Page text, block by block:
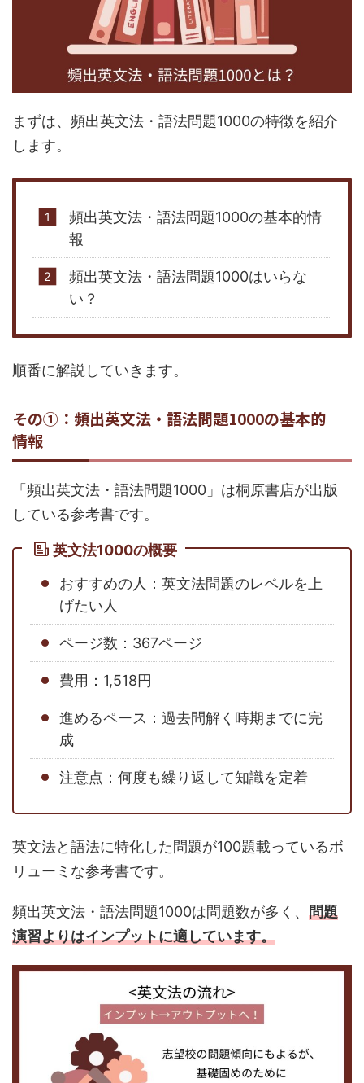
まずは、頻出英文法・語法問題1000の特徴を紹介
します。
頻出英文法・語法問題1000の基本的情
報
頻出英文法・語法問題1000はいらな
い？
順番に解説していきます。
その①：頻出英文法・語法問題1000の基本的
情報
「頻出英文法・語法問題1000」は桐原書店が出版
している参考書です。
英文法1000の概要
おすすめの人：英文法問題のレベルを上
げたい人
ページ数：367ページ
費用：1,518円
進めるペース：過去問解く時期までに完
成
注意点：何度も繰り返して知識を定着
英文法と語法に特化した問題が100題載っているボ
リューミな参考書です。
頻出英文法・語法問題1000は問題数が多く、 問題
演習よりはインプットに適しています。